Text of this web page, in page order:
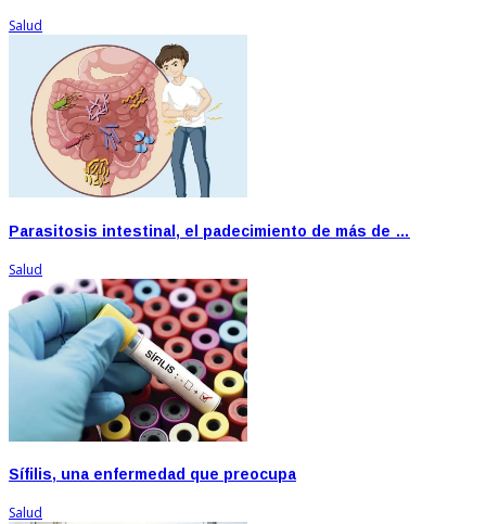
Salud
Parasitosis intestinal, el padecimiento de más de …
Salud
Sífilis, una enfermedad que preocupa
Salud